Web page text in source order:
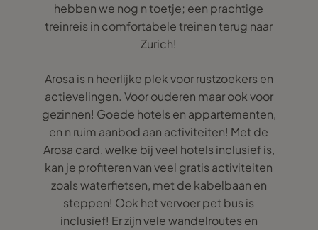
hebben we nog n toetje; een prachtige
treinreis in comfortabele treinen terug naar
Zurich!
Arosa is n heerlijke plek voor rustzoekers en
actievelingen. Voor ouderen maar ook voor
gezinnen! Goede hotels en appartementen,
en n ruim aanbod aan activiteiten! Met de
Arosa card, welke bij veel hotels inclusief is,
kan je profiteren van veel gratis activiteiten
zoals waterfietsen, met de kabelbaan en
steppen! Ook het vervoer pet bus is
inclusief! Er zijn vele wandelroutes en